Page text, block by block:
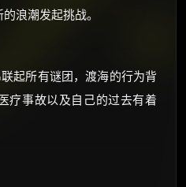
浪潮发起挑战。
起所有谜团，渡海的行为背
疗事故以及自己的过去有着